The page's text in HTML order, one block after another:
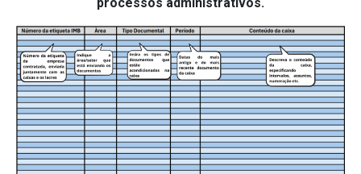
processos administrativos.